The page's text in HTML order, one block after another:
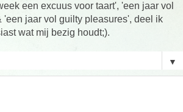
een excuus voor taart', 'een jaar vol
'een jaar vol guilty pleasures', deel ik
wat mij bezig houdt;).
▼